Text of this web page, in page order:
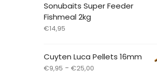
Sonubaits Super Feeder
Fishmeal 2kg
€14,95
Cuyten Luca Pellets 16mm
€9,95 - €25,00